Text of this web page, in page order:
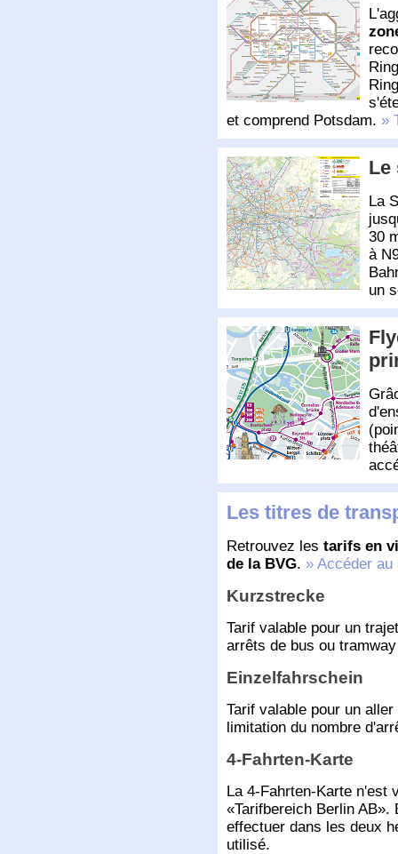
et comprend Potsdam. »
Le
La
30
à
un
Les titres de
Retrouvez les tarifs en
de la BVG. » Accéder
Kurzstrecke
Tarif valable pour un
arrêts de bus ou
Einzelfahrschein
Tarif valable pour un
limitation du nombre
4-Fahrten-Karte
La 4-Fahrten-Karte n'est
Tarifbereich Berlin AB .
effectuer dans les deux
utilisé.